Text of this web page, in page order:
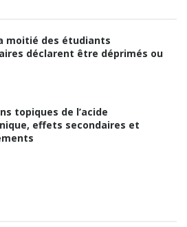
moitié des étudiants
déclarent être déprimés ou
topiques de l’acide
effets secondaires et